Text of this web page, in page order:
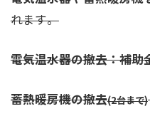
れます。
電気温水器の撤去：補助
蓄熱暖房機の撤去(2台まで)